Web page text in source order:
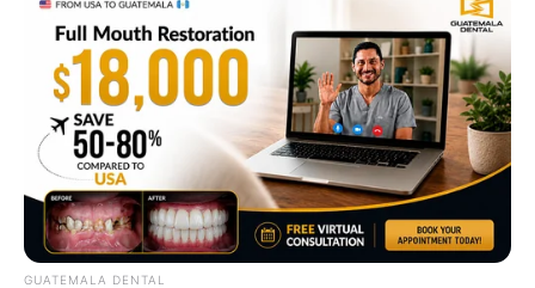
สถิติหวยรายเดือน
ดวงรายวัน
บทสวดมนต์
วิธีบนไอ้ไข่
ไหว้ท้าวเวสสุวรรณ
วิธีไหว้วัดแขก
วอลเปเปอร์พระแม่ลักษมี
วอลเปเปอร์ ฟรี
สีมงคล
GUATEMALA DENTAL